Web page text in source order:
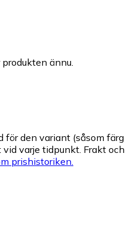
ännu.
för den variant (såsom färg
varje tidpunkt. Frakt och
prishistoriken.